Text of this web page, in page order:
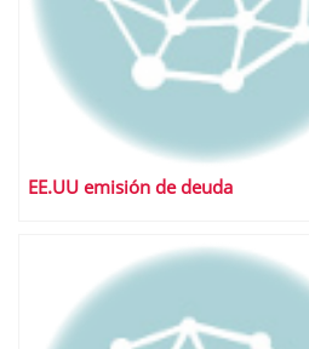
EE.UU emisión de deuda